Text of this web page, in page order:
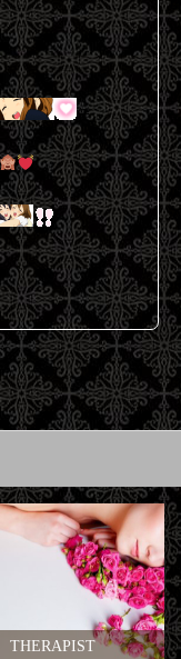
笑
THERAPIST